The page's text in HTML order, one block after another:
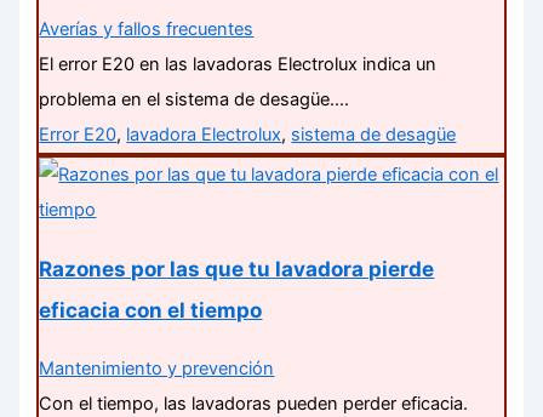
Averías y fallos frecuentes
El error E20 en las lavadoras Electrolux indica un
problema en el sistema de desagüe.…
Error E20, lavadora Electrolux, sistema de desagüe
Razones por las que tu lavadora pierde
eficacia con el tiempo
Mantenimiento y prevención
Con el tiempo, las lavadoras pueden perder eficacia.